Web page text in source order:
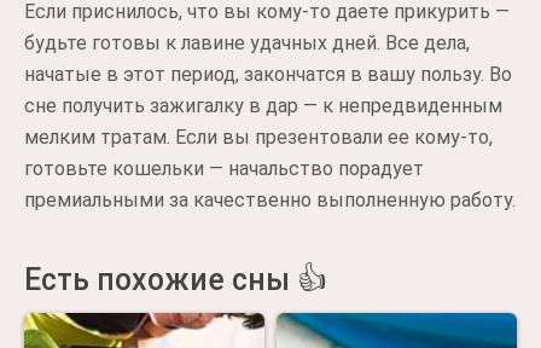
Если приснилось, что вы кому-то даете прикурить —
будьте готовы к лавине удачных дней. Все дела,
начатые в этот период, закончатся в вашу пользу. Во
сне получить зажигалку в дар — к непредвиденным
мелким тратам. Если вы презентовали ее кому-то,
готовьте кошельки — начальство порадует
премиальными за качественно выполненную работу.
Есть похожие сны 👍